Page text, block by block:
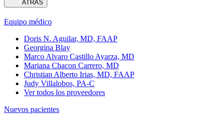
ATRÁS
Equipo médico
Doris N. Aguilar, MD, FAAP
Georgina Blay
Marco Alvaro Castillo Ayarza, MD
Mariana Chacon Carrero, MD
Christian Alberto Irias, MD, FAAP
Judy Villalobos, PA-C
Ver todos los proveedores
Nuevos pacientes